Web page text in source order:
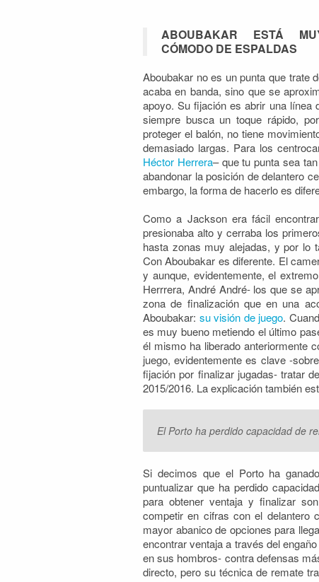
ABOUBAKAR ESTÁ
CÓMODO DE ESPALDAS
Aboubakar no es un punta que trate
acaba en banda, sino que se
apoyo. Su fijación es abrir una línea
siempre busca un toque rápido,
proteger el balón, no tiene
demasiado largas. Para los
Héctor Herrera– que tu punta sea
abandonar la posición de delantero
embargo, la forma de hacerlo es
Como a Jackson era fácil
presionaba alto y cerraba los
hasta zonas muy alejadas, y por lo
Con Aboubakar es diferente. El
y aunque, evidentemente, el
Herrrera, André André- los que se
zona de finalización que en una
Aboubakar: su visión de juego.
es muy bueno metiendo el último
él mismo ha liberado anteriormente
juego, evidentemente es clave -
fijación por finalizar jugadas- tratar
2015/2016. La explicación también
El Porto ha perdido capacidad de
Si decimos que el Porto ha
puntualizar que ha perdido
para obtener ventaja y finalizar
competir en cifras con el delantero
mayor abanico de opciones para
encontrar ventaja a través del
en sus hombros- contra defensas
directo, pero su técnica de remate